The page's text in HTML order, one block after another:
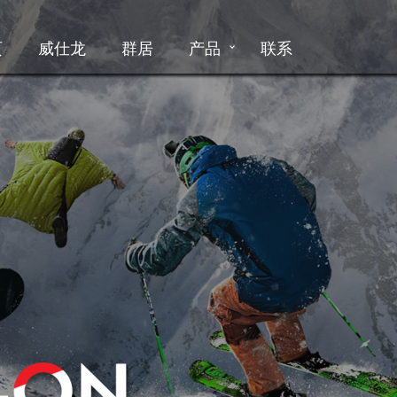
威仕龙 群居 产品 联系